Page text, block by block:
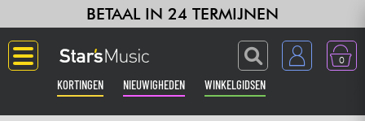
BETAAL IN 24 TERMIJNEN
0
KORTINGEN NIEUWIGHEDEN WINKELGIDSEN